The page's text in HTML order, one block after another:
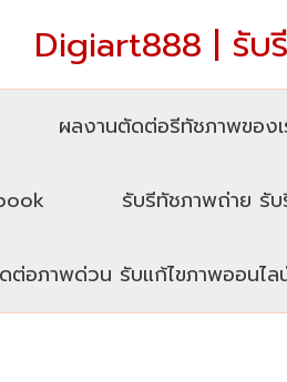
Digiart888 | รั
ผลงานตัดต่อรีทัชภาพของเ
รับรีทัชภาพถ่าย รั
อภาพด่วน รับแก้ไขภาพออนไล